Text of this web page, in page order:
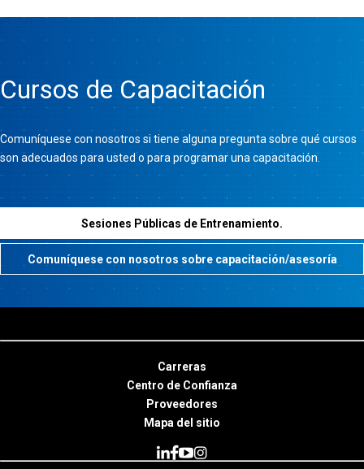
Cursos de Capacitación
Comuníquese con nosotros si tiene alguna pregunta sobre qué cursos
son adecuados para usted o para programar una capacitación.
Sesiones Públicas de Entrenamiento.
Comuníquese con nosotros sobre capacitación/asesoría
Carreras
Centro de Confianza
Proveedores
Mapa del sitio